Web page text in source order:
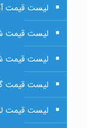
لیست قیمت
لیست قیمت
لیست قیمت
لیست قیمت
لیست قیمت